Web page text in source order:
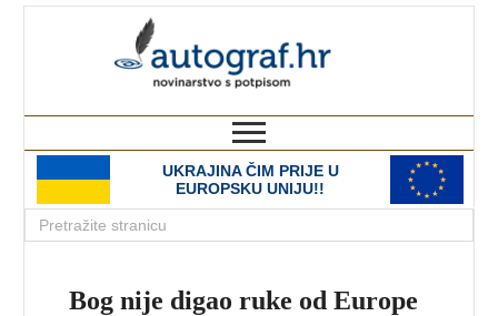
UKRAJINA ČIM PRIJE U
EUROPSKU UNIJU!!
Bog nije digao ruke od Europe